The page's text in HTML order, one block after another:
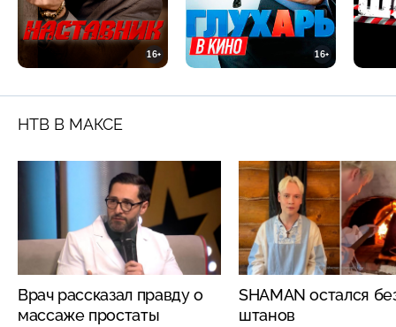
16+ 16+
НТВ В МАКСЕ
Врач рассказал правду о
массаже простаты
SHAMAN остался
штанов